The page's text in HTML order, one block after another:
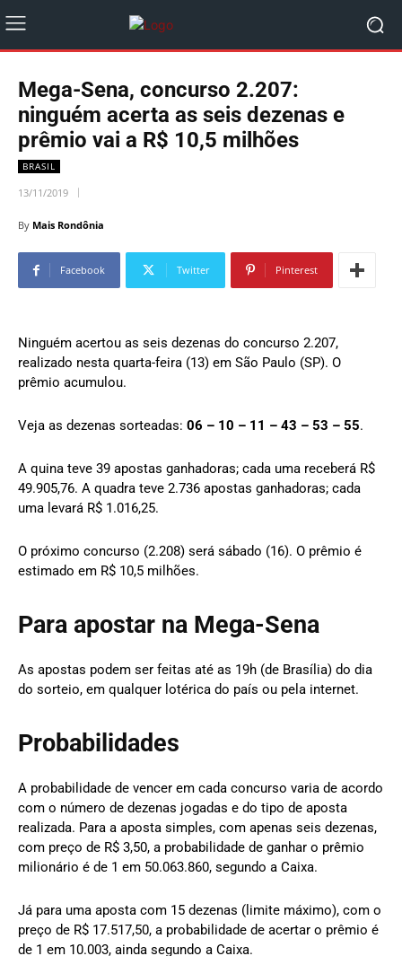
Mega-Sena, concurso 2.207:
ninguém acerta as seis dezenas e
prêmio vai a R$ 10,5 milhões
BRASIL
13/11/2019
By Mais Rondônia
Facebook Twitter Pinterest
Ninguém acertou as seis dezenas do concurso 2.207,
realizado nesta quarta-feira (13) em São Paulo (SP). O
prêmio acumulou.
Veja as dezenas sorteadas: 06 – 10 – 11 – 43 – 53 – 55.
A quina teve 39 apostas ganhadoras; cada uma receberá R$
49.905,76. A quadra teve 2.736 apostas ganhadoras; cada
uma levará R$ 1.016,25.
O próximo concurso (2.208) será sábado (16). O prêmio é
estimado em R$ 10,5 milhões.
Para apostar na Mega-Sena
As apostas podem ser feitas até as 19h (de Brasília) do dia
do sorteio, em qualquer lotérica do país ou pela internet.
Probabilidades
A probabilidade de vencer em cada concurso varia de acordo
com o número de dezenas jogadas e do tipo de aposta
realizada. Para a aposta simples, com apenas seis dezenas,
com preço de R$ 3,50, a probabilidade de ganhar o prêmio
milionário é de 1 em 50.063.860, segundo a Caixa.
Já para uma aposta com 15 dezenas (limite máximo), com o
preço de R$ 17.517,50, a probabilidade de acertar o prêmio é
de 1 em 10.003, ainda segundo a Caixa.